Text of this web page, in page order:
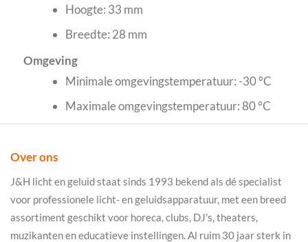
Hoogte: 33 mm
Breedte: 28 mm
Omgeving
Minimale omgevingstemperatuur: -30 °C
Maximale omgevingstemperatuur: 80 °C
Over ons
J&H licht en geluid staat sinds 1993 bekend als dé specialist
voor professionele licht- en geluidsapparatuur, met een breed
assortiment geschikt voor horeca, clubs, DJ's, theaters,
muzikanten en educatieve instellingen. Al ruim 30 jaar sterk in